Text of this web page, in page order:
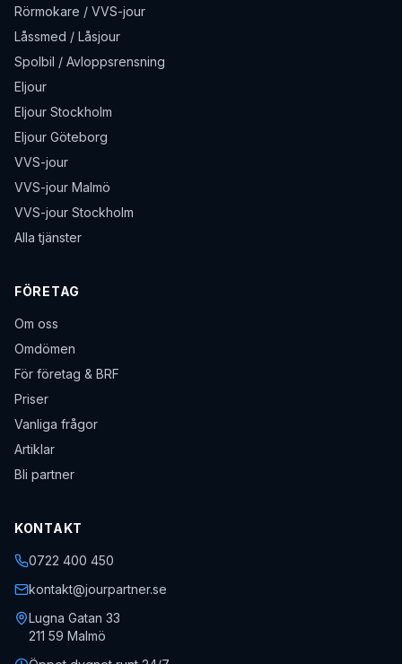
Rörmokare / VVS-jour
Låssmed / Låsjour
Spolbil / Avloppsrensning
Eljour
Eljour Stockholm
Eljour Göteborg
VVS-jour
VVS-jour Malmö
VVS-jour Stockholm
Alla tjänster
FÖRETAG
Om oss
Omdömen
För företag & BRF
Priser
Vanliga frågor
Artiklar
Bli partner
KONTAKT
0722 400 450
kontakt@jourpartner.se
Lugna Gatan 33
211 59 Malmö